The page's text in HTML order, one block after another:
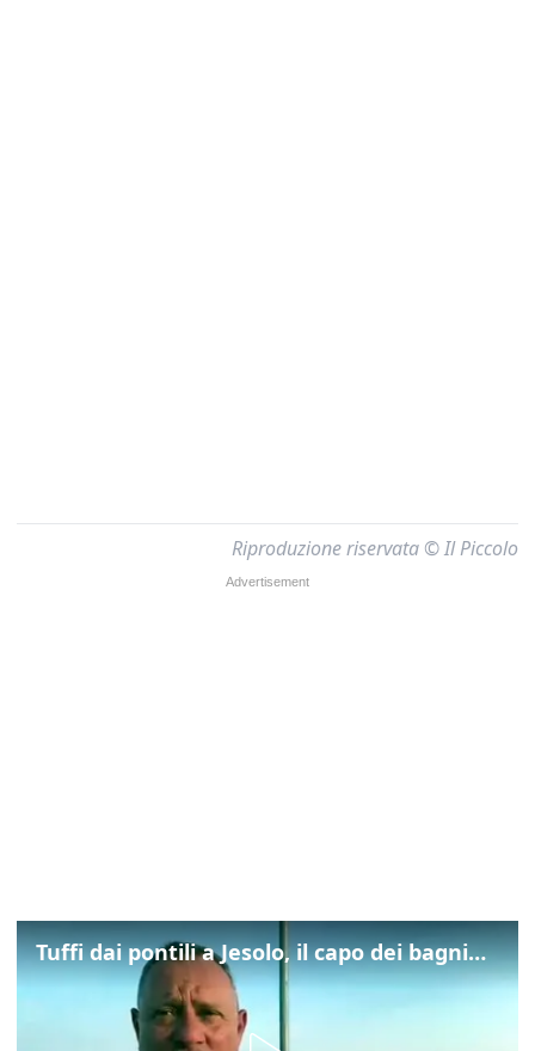
Riproduzione riservata © Il Piccolo
Tuffi dai pontili a Jesolo, il capo dei bagnini: "L'impegno di tutti per evitare altre tragedie"